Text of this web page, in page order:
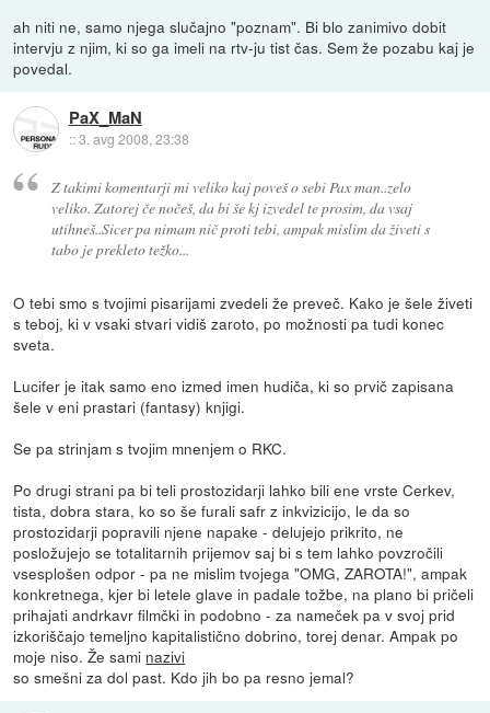
ah niti ne, samo njega slučajno "poznam". Bi blo zanimivo dobit
intervju z njim, ki so ga imeli na rtv-ju tist čas. Sem že pozabu kaj je
povedal.
PaX_MaN
::3. avg 2008, 23:38
Z takimi komentarji mi veliko kaj poveš o sebi Pax man..zelo
veliko. Zatorej če nočeš, da bi še kj izvedel te prosim, da vsaj
utihneš..Sicer pa nimam nič proti tebi, ampak mislim da živeti s
tabo je prekleto težko...
O tebi smo s tvojimi pisarijami zvedeli že preveč. Kako je šele živeti
s teboj, ki v vsaki stvari vidiš zaroto, po možnosti pa tudi konec
sveta.
Lucifer je itak samo eno izmed imen hudiča, ki so prvič zapisana
šele v eni prastari (fantasy) knjigi.
Se pa strinjam s tvojim mnenjem o RKC.
Po drugi strani pa bi teli prostozidarji lahko bili ene vrste Cerkev,
tista, dobra stara, ko so še furali safr z inkvizicijo, le da so
prostozidarji popravili njene napake - delujejo prikrito, ne
posložujejo se totalitarnih prijemov saj bi s tem lahko povzročili
vsesplošen odpor - pa ne mislim tvojega "OMG, ZAROTA!", ampak
konkretnega, kjer bi letele glave in padale tožbe, na plano bi pričeli
prihajati andrkavr filmčki in podobno - za nameček pa v svoj prid
izkoriščajo temeljno kapitalistično dobrino, torej denar. Ampak po
moje niso. Že sami nazivi
so smešni za dol past. Kdo jih bo pa resno jemal?